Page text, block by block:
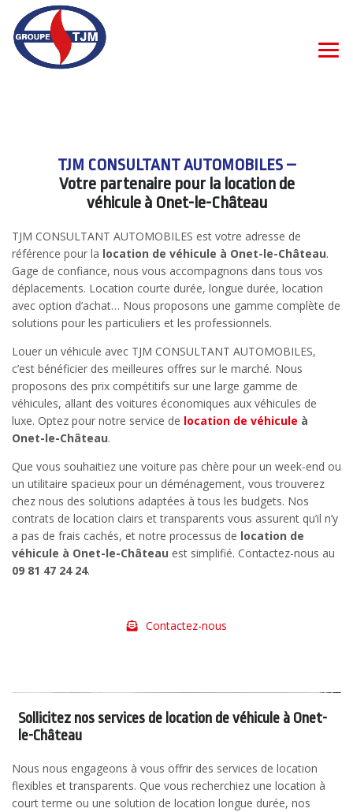
TJM CONSULTANT AUTOMOBILES –
Votre partenaire pour la location de
véhicule à Onet-le-Château
TJM CONSULTANT AUTOMOBILES est votre adresse de
référence pour la location de véhicule à Onet-le-Château.
Gage de confiance, nous vous accompagnons dans tous vos
déplacements. Location courte durée, longue durée, location
avec option d’achat… Nous proposons une gamme complète de
solutions pour les particuliers et les professionnels.
Louer un véhicule avec TJM CONSULTANT AUTOMOBILES,
c’est bénéficier des meilleures offres sur le marché. Nous
proposons des prix compétitifs sur une large gamme de
véhicules, allant des voitures économiques aux véhicules de
luxe. Optez pour notre service de location de véhicule à
Onet-le-Château.
Que vous souhaitiez une voiture pas chère pour un week-end ou
un utilitaire spacieux pour un déménagement, vous trouverez
chez nous des solutions adaptées à tous les budgets. Nos
contrats de location clairs et transparents vous assurent qu’il n’y
a pas de frais cachés, et notre processus de location de
véhicule à Onet-le-Château est simplifié. Contactez-nous au
09 81 47 24 24.
Contactez-nous
Sollicitez nos services de location de véhicule à Onet-
le-Château
Nous nous engageons à vous offrir des services de location
flexibles et transparents. Que vous recherchiez une location à
court terme ou une solution de location longue durée, nos